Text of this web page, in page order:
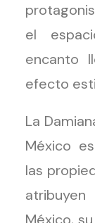
el
encanto
efecto
La
México
las